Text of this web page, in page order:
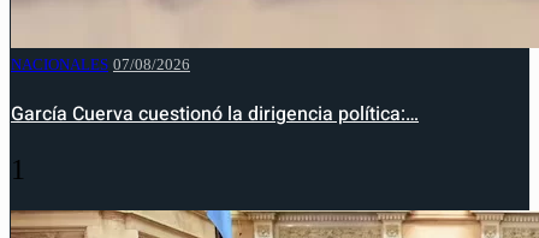
NACIONALES 07/08/2026
García Cuerva cuestionó la dirigencia política:…
1